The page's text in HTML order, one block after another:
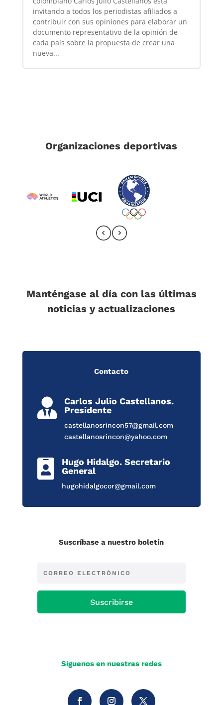
invitando a todos los periodistas afiliados a
contribuir con sus opiniones para elaborar un
documento representativo de la opinión de
cada país sobre la propuesta de crear una
nueva...
Organizaciones deportivas
Manténgase al día con las últimas
noticias y actualizaciones
Contacto

Carlos Julio Castellanos.
Presidente
castellanosrincon57@gmail.com
castellanosrincon@yahoo.com

Hugo Hidalgo. Secretario
General
hugohidalgocor@gmail.com
Suscríbase a nuestro boletín
Suscribirse
Síguenos en nuestras redes